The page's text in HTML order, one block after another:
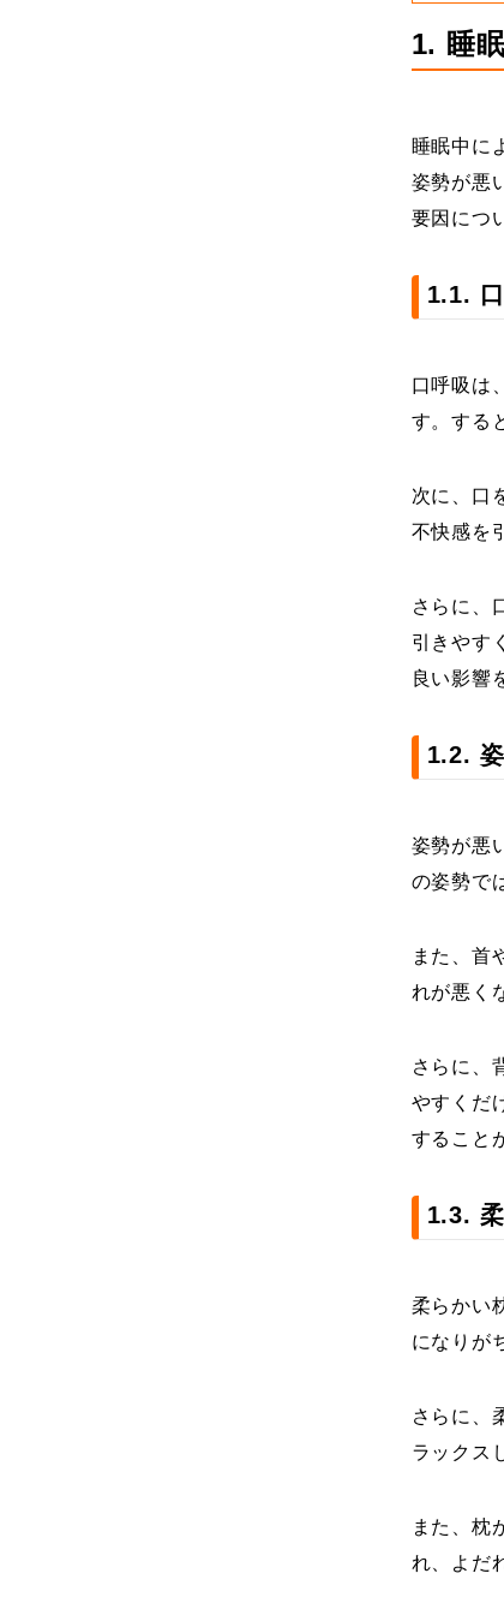
1. 睡
睡眠中に
姿勢が悪
要因につ
1.1.
口呼吸は
す。する
次に、口
不快感を
さらに、
引きやす
良い影響
1.2.
姿勢が悪
の姿勢で
また、首
れが悪く
さらに、
やすくだ
すること
1.3.
柔らかい
になりが
さらに、
ラックス
また、枕
れ、よだ